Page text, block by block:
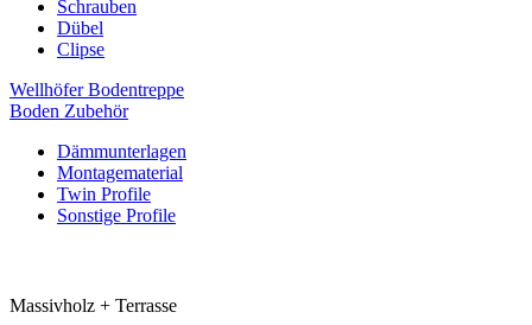
Schrauben
Dübel
Clipse
Wellhöfer Bodentreppe
Boden Zubehör
Dämmunterlagen
Montagematerial
Twin Profile
Sonstige Profile
Massivholz + Terrasse